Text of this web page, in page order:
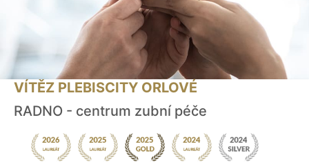
VÍTĚZ PLEBISCITY ORLOVÉ
RADNO - centrum zubní péče